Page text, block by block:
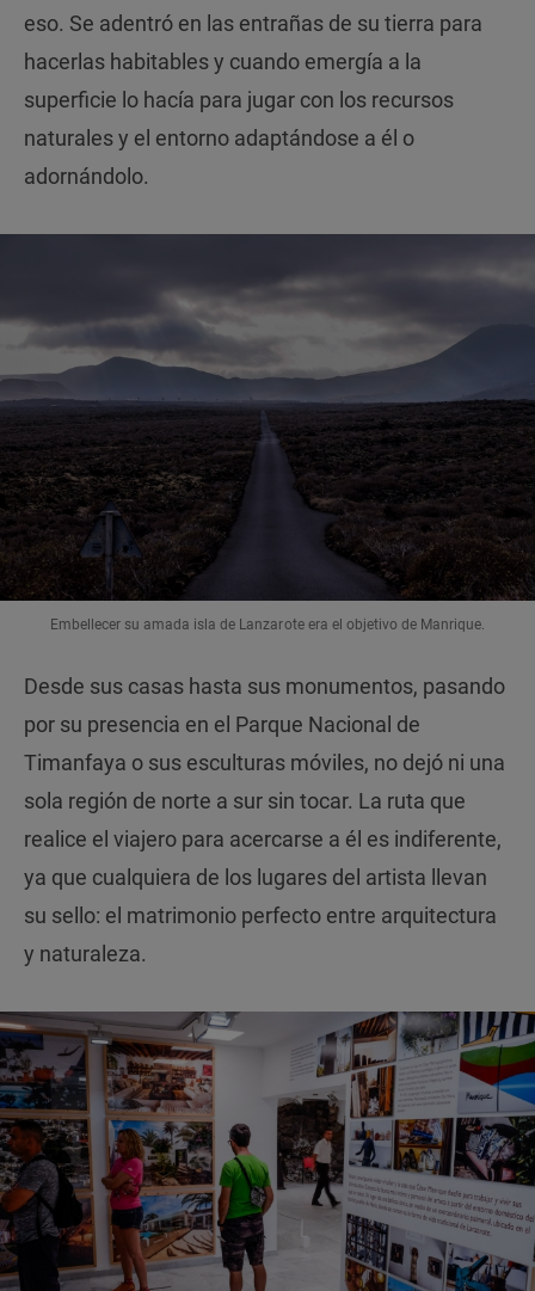
eso. Se adentró en las entrañas de su tierra para
hacerlas habitables y cuando emergía a la
superficie lo hacía para jugar con los recursos
naturales y el entorno adaptándose a él o
adornándolo.
Embellecer su amada isla de Lanzarote era el objetivo de Manrique.
Desde sus casas hasta sus monumentos, pasando
por su presencia en el Parque Nacional de
Timanfaya o sus esculturas móviles, no dejó ni una
sola región de norte a sur sin tocar. La ruta que
realice el viajero para acercarse a él es indiferente,
ya que cualquiera de los lugares del artista llevan
su sello: el matrimonio perfecto entre arquitectura
y naturaleza.